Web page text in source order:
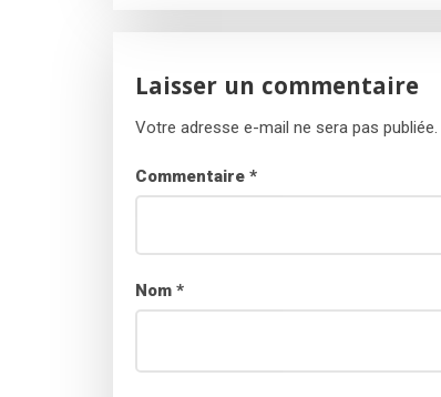
Laisser un commentaire
Votre adresse e-mail ne sera pas publiée.
Commentaire *
Nom *